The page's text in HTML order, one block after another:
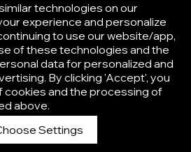
technologies on our
experience and personalize
to use our website/app,
of these technologies and the
data for personalized and
By clicking 'Accept', you
cookies and the processing of
above.
Settings